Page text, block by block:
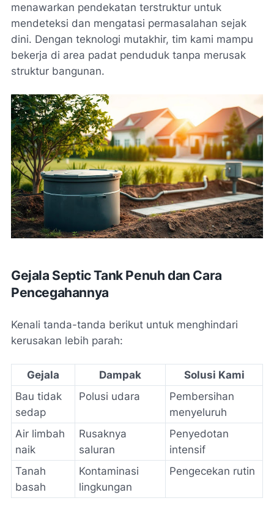
menawarkan pendekatan terstruktur untuk
mendeteksi dan mengatasi permasalahan sejak
dini. Dengan teknologi mutakhir, tim kami mampu
bekerja di area padat penduduk tanpa merusak
struktur bangunan.
Gejala Septic Tank Penuh dan Cara
Pencegahannya
Kenali tanda-tanda berikut untuk menghindari
kerusakan lebih parah:
Gejala Dampak
Solusi Kami
Bau tidak
sedap
Polusi udara
Pembersihan
menyeluruh
Air limbah
naik
Rusaknya
saluran
Penyedotan
intensif
Tanah
basah
Kontaminasi
lingkungan
Pengecekan rutin